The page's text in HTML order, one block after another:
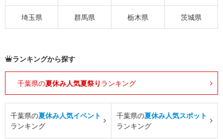
埼玉県 群馬県 栃木県 茨城県
ランキングから探す
千葉県の夏休み人気夏祭り ランキング
千葉県の夏休み人気イベント
ランキング
千葉県の夏休み人気スポット
ランキング